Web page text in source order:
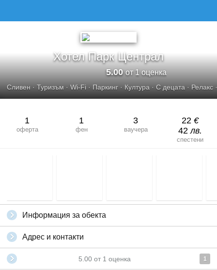
Хотел Парк Централ
5.00от 1 оценка
Сливен · Туризъм · Wi-Fi· Паркинг · Култура · С децата · Релакс
1
оферта
1
фен
3
ваучера
22 €
42лв.
спестени
Информация за обекта
Адрес и контакти
5.00 от 1 оценка 1